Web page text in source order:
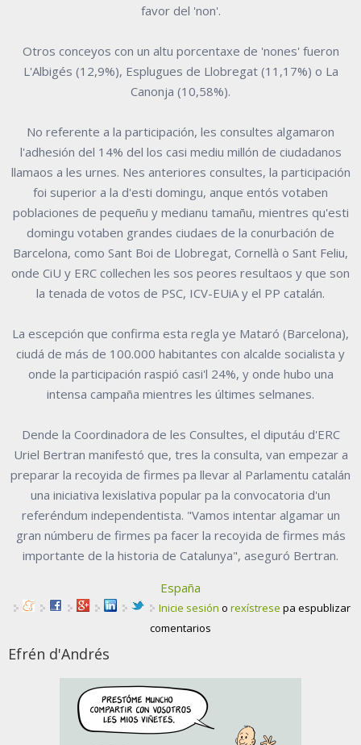
favor del 'non'.
Otros conceyos con un altu porcentaxe de 'nones' fueron
L'Albigés (12,9%), Esplugues de Llobregat (11,17%) o La
Canonja (10,58%).
No referente a la participación, les consultes algamaron
l'adhesión del 14% del los casi mediu millón de ciudadanos
llamaos a les urnes. Nes anteriores consultes, la participación
foi superior a la d'esti domingu, anque entós votaben
poblaciones de pequeñu y medianu tamañu, mientres qu'esti
domingu votaben grandes ciudaes de la conurbación de
Barcelona, como Sant Boi de Llobregat, Cornellà o Sant Feliu,
onde CiU y ERC collechen les sos peores resultaos y que son
la tenada de votos de PSC, ICV-EUiA y el PP catalán.
La escepción que confirma esta regla ye Mataró (Barcelona),
ciudá de más de 100.000 habitantes con alcalde socialista y
onde la participación raspió casi'l 24%, y onde hubo una
intensa campaña mientres les últimes selmanes.
Dende la Coordinadora de les Consultes, el diputáu d'ERC
Uriel Bertran manifestó que, tres la consulta, van empezar a
preparar la recoyida de firmes pa llevar al Parlamentu catalán
una iniciativa lexislativa popular pa la convocatoria d'un
referéndum independentista. "Vamos intentar algamar un
gran númberu de firmes pa facer la recoyida de firmes más
importante de la historia de Catalunya", aseguró Bertran.
España
Inicie sesión o rexístrese pa espublizar
comentarios
Efrén d'Andrés